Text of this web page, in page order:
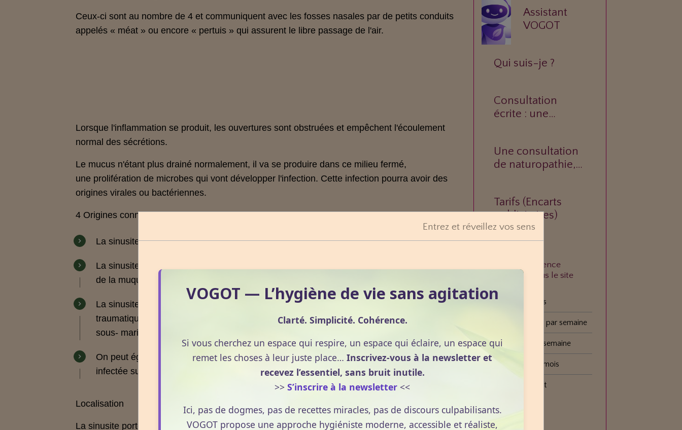
Ceux-ci sont au nombre de 4 et communiquent avec les fosses nasales par de petits conduits
appelés « méat » ou encore « pertuis » qui assurent le libre passage de l'air.
Lorsque l'inflammation se produit, les ouvertures sont obstruées et empêchent l'écoulement
normal des sécrétions.
Le mucus n'étant plus drainé normalement, il va se produire dans ce milieu fermé,
une prolifération de microbes qui vont développer l'infection. Cette infection pourra avoir des
origines virales ou bactériennes.
4 Origines connues
La sinusite peut être d'ordre infectieuse, déclenchée à la suite d'un rhume.
La sinusite peut trouver son origine dans les manifestations allergiques par sensibilisation
de la muqueuse des voies respiratoires supérieures à un allergène.
La sinusite peut être d'ordre . Cette dernière est appelée «
traumatique
» et se retrouve plus particulièrement chez les aviateurs ou les plongeurs
sous- marins.
On peut également avoir à faire à une sinusited'origine dentaire, au droit d'unedent
infectée suite à une ou à la suite d'uneextraction dentaire.
Localisation
La sinusite porte un nom différent en fonction de la localisation de l'inflammation.
Assistant
VOGOT
Qui suis-je ?
Consultation
écrite : une
votre question.
Une consultation
de naturopathie,
Tarifs (Encarts
publicitaires)
À quelle fréquence
consultez-vous le site
Tous les jours
Plusieurs fois par semaine
Une fois par semaine
Une fois par mois
Plus rarement
Entrez et réveillez vos sens
VOGOT — L’hygiène de vie sans agitation
Clarté. Simplicité. Cohérence.
Si vous cherchez un espace qui respire, un espace qui éclaire, un espace qui
remet les choses à leur juste place… Inscrivez-vous à la newsletter et
recevez l’essentiel, sans bruit inutile.
>> S’inscrire à la newsletter <<
Ici, pas de dogmes, pas de recettes miracles, pas de discours culpabilisants.
VOGOT propose une approche hygiéniste moderne, accessible et réaliste,